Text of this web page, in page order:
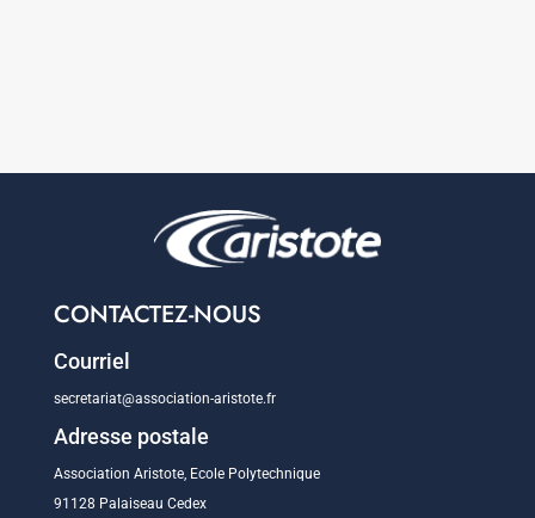
CONTACTEZ-NOUS
Courriel
secretariat@association-aristote.fr
Adresse postale
Association Aristote, Ecole Polytechnique
91128 Palaiseau Cedex